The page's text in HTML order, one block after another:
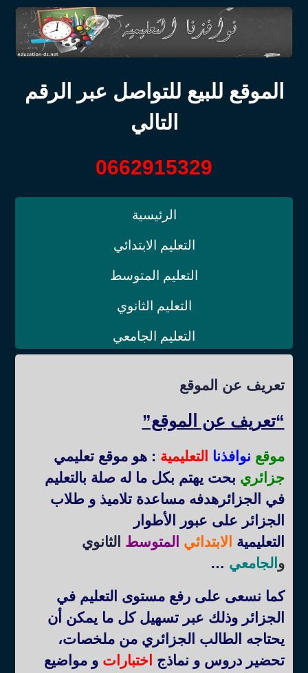
الموقع للبيع للتواصل عبر الرقم
التالي
0662915329
الرئيسية
التعليم الابتدائي
التعليم المتوسط
التعليم الثانوي
التعليم الجامعي
تعريف عن الموقع
“تعريف عن الموقع”
موقع نوافذنا التعليمية : هو موقع تعليمي
جزائري بحت يهتم بكل ما له صلة بالتعليم
في الجزائرهدفه مساعدة تلاميذ و طلاب
الجزائر على عبور الأطوار
التعليمية
الابتدائي المتوسط الثانوي
و الجامعي …
كما نسعى على رفع مستوى التعليم في
الجزائر وذلك عبر تسهيل كل ما يمكن أن
يحتاجه الطالب الجزائري من ملخصات،
تحضير دروس و نماذج اختباراتو مواضيع